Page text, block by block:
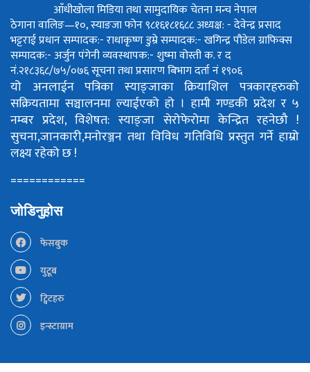
आँधीखोला मिडिया तथा सामुदायिक चेतना मन्च नेपाल
ठेगाना वालिङ—१०, स्याङजा फोन ९८१६१८१६८८अध्यक्ष: - देवेन्द्र प्रसाद
भट्टराईप्रधान सम्पादक:- राधाकृष्ण डुम्रेसम्पादक:- खगिन्द्र पौडेलग्राफिक्स
सम्पादक:- अर्जुन पंगेनीव्यवस्थापक:- शुष्मा वोस्तीक. र द
नं.२१८३६८/७५/०७६सूचना तथा प्रसारण बिभाग दर्ता नं १९०६
यो अनलाईन पत्रिका स्याङ्जाका क्रियाशिल पत्रकारहरुको
सक्रियतामा सञ्चालनमा ल्याईएको हो । हामी गण्डकी प्रदेश र ५
नम्बर प्रदेश, विशेषत: स्याङ्जा सेरोफेरोमा केन्द्रित रहनेछौ !
सुचना,जानकारी,मनोरञ्जन तथा विविध गतिविधि प्रस्तुत गर्ने हाम्रो
लक्ष्य रहेको छ !
============
जोडिनुहोस
फेसबुक
युटूब
ट्विटहरु
इन्स्टाग्राम